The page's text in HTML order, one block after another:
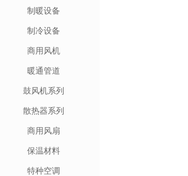
制暖设备
制冷设备
商用风机
暖通管道
鼓风机系列
散热器系列
商用风扇
保温材料
特种空调